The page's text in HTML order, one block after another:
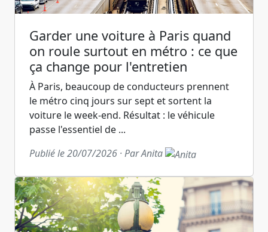
Garder une voiture à Paris quand
on roule surtout en métro : ce que
ça change pour l'entretien
À Paris, beaucoup de conducteurs prennent
le métro cinq jours sur sept et sortent la
voiture le week-end. Résultat : le véhicule
passe l'essentiel de ...
Publié le 20/07/2026 · Par Anita